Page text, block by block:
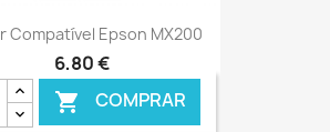
Compatível Epson MX200
6,80 €
 COMPRAR